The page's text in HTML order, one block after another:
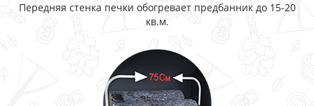
Передняя стенка печки обогревает предбанник до 15-20
кв.м.